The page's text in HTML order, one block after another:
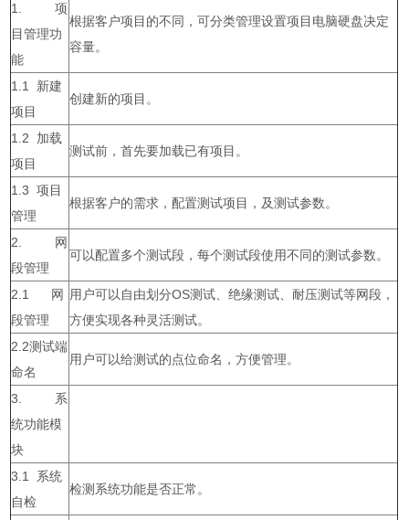
1. 项
目管理功
能
根据客户项目的不同，可分类管理设置项目电脑硬盘决定
容量。
1.1 新建
项目
创建新的项目。
1.2 加载
项目
测试前，首先要加载已有项目。
1.3 项目
管理
根据客户的需求，配置测试项目，及测试参数。
2. 网
段管理
可以配置多个测试段，每个测试段使用不同的测试参数。
2.1 网
段管理
用户可以自由划分OS测试、绝缘测试、耐压测试等网段，
方便实现各种灵活测试。
2.2测试端
命名
用户可以给测试的点位命名，方便管理。
3. 系
统功能模
块
3.1 系统
自检
检测系统功能是否正常。